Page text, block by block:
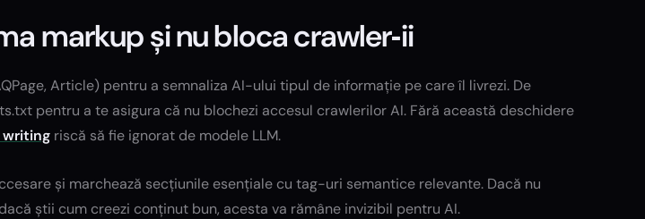
markup și nu bloca crawler‑ii
Article) pentru a semnaliza AI-ului tipul de informație pe care îl livrezi. De
pentru a te asigura că nu blochezi accesul crawlerilor AI. Fără această deschidere
riscă să fie ignorat de modele LLM.
și marchează secțiunile esențiale cu tag-uri semantice relevante. Dacă nu
știi cum creezi conținut bun, acesta va rămâne invizibil pentru AI.